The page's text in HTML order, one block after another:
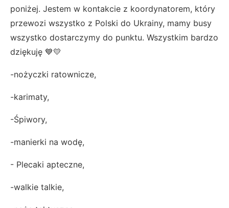
poniżej. Jestem w kontakcie z koordynatorem, który
przewozi wszystko z Polski do Ukrainy, mamy busy
wszystko dostarczymy do punktu. Wszystkim bardzo
dziękuję 💙💛
-nożyczki ratownicze,
-karimaty,
-Śpiwory,
-manierki na wodę,
- Plecaki apteczne,
-walkie talkie,